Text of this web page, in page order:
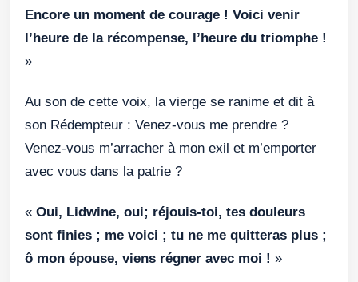
Encore un moment de courage ! Voici venir
l’heure de la récompense, l’heure du triomphe !
»
Au son de cette voix, la vierge se ranime et dit à
son Rédempteur : Venez-vous me prendre ?
Venez-vous m’arracher à mon exil et m’emporter
avec vous dans la patrie ?
« Oui, Lidwine, oui; réjouis-toi, tes douleurs
sont finies ; me voici ; tu ne me quitteras plus ;
ô mon épouse, viens régner avec moi ! »